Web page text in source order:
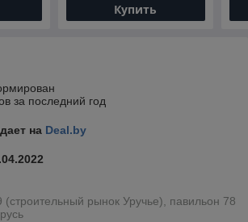
Купить
за последний год
на Deal.by
(строительный рынок Уручье), павильон 78